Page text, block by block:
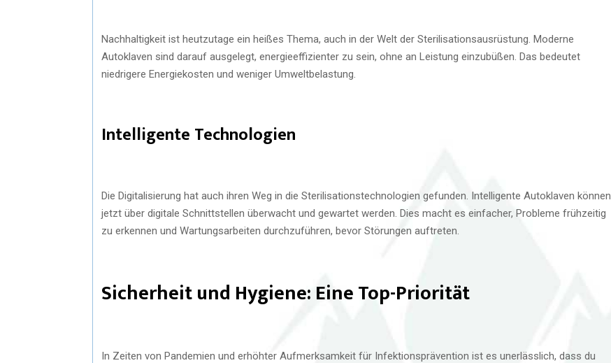
Nachhaltigkeit ist heutzutage ein heißes Thema, auch in der Welt der Sterilisationsausrüstung. Moderne
Autoklaven sind darauf ausgelegt, energieeffizienter zu sein, ohne an Leistung einzubüßen. Das bedeutet
niedrigere Energiekosten und weniger Umweltbelastung.
Intelligente Technologien
Die Digitalisierung hat auch ihren Weg in die Sterilisationstechnologien gefunden. Intelligente Autoklaven können
jetzt über digitale Schnittstellen überwacht und gewartet werden. Dies macht es einfacher, Probleme frühzeitig
zu erkennen und Wartungsarbeiten durchzuführen, bevor Störungen auftreten.
Sicherheit und Hygiene: Eine Top-Priorität
In Zeiten von Pandemien und erhöhter Aufmerksamkeit für Infektionsprävention ist es unerlässlich, dass du